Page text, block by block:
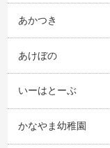
あかつき
あけぼの
いーはとーぶ
かなやま幼稚園